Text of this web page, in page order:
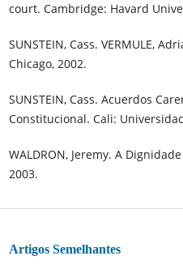
court. Cambridge: Havard
SUNSTEIN, Cass. VERMULE,
Chicago, 2002.
SUNSTEIN, Cass. Acuerdos
Constitucional. Cali:
WALDRON, Jeremy. A
2003.
Artigos Semelhantes